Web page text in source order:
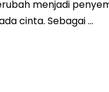
menjadi
cinta. Sebagai …